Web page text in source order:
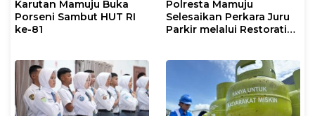
Karutan Mamuju Buka
Porseni Sambut HUT RI
ke-81
Polresta Mamuju
Selesaikan Perkara Juru
Parkir melalui Restorative